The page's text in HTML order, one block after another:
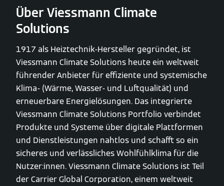
Über Viessmann Climate
Solutions
1917 als Heiztechnik-Hersteller gegründet, ist
Viessmann Climate Solutions heute ein weltweit
führender Anbieter für effiziente und systemische
Klima- (Wärme, Wasser- und Luftqualität) und
erneuerbare Energielösungen. Das integrierte
Viessmann Climate Solutions Portfolio verbindet
Produkte und Systeme über digitale Plattformen
und Dienstleistungen nahtlos und schafft so ein
sicheres und verlässliches Wohlfühlklima für die
Nutzer:innen. Viessmann Climate Solutions ist Teil
der Carrier Global Corporation, einem weltweit